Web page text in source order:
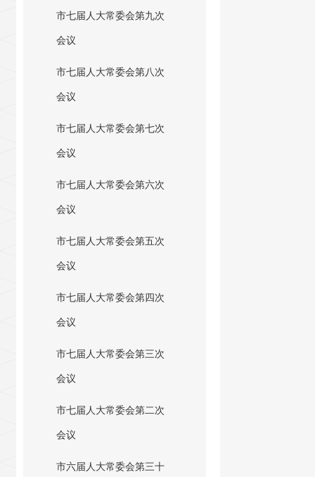
市七届人大常委会第九次
会议
市七届人大常委会第八次
会议
市七届人大常委会第七次
会议
市七届人大常委会第六次
会议
市七届人大常委会第五次
会议
市七届人大常委会第四次
会议
市七届人大常委会第三次
会议
市七届人大常委会第二次
会议
市六届人大常委会第三十